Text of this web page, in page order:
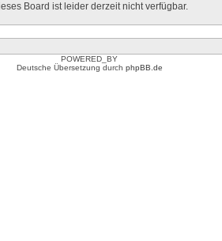
Board ist leider derzeit nicht verfügbar.
POWERED_BY
Deutsche Übersetzung durch phpBB.de